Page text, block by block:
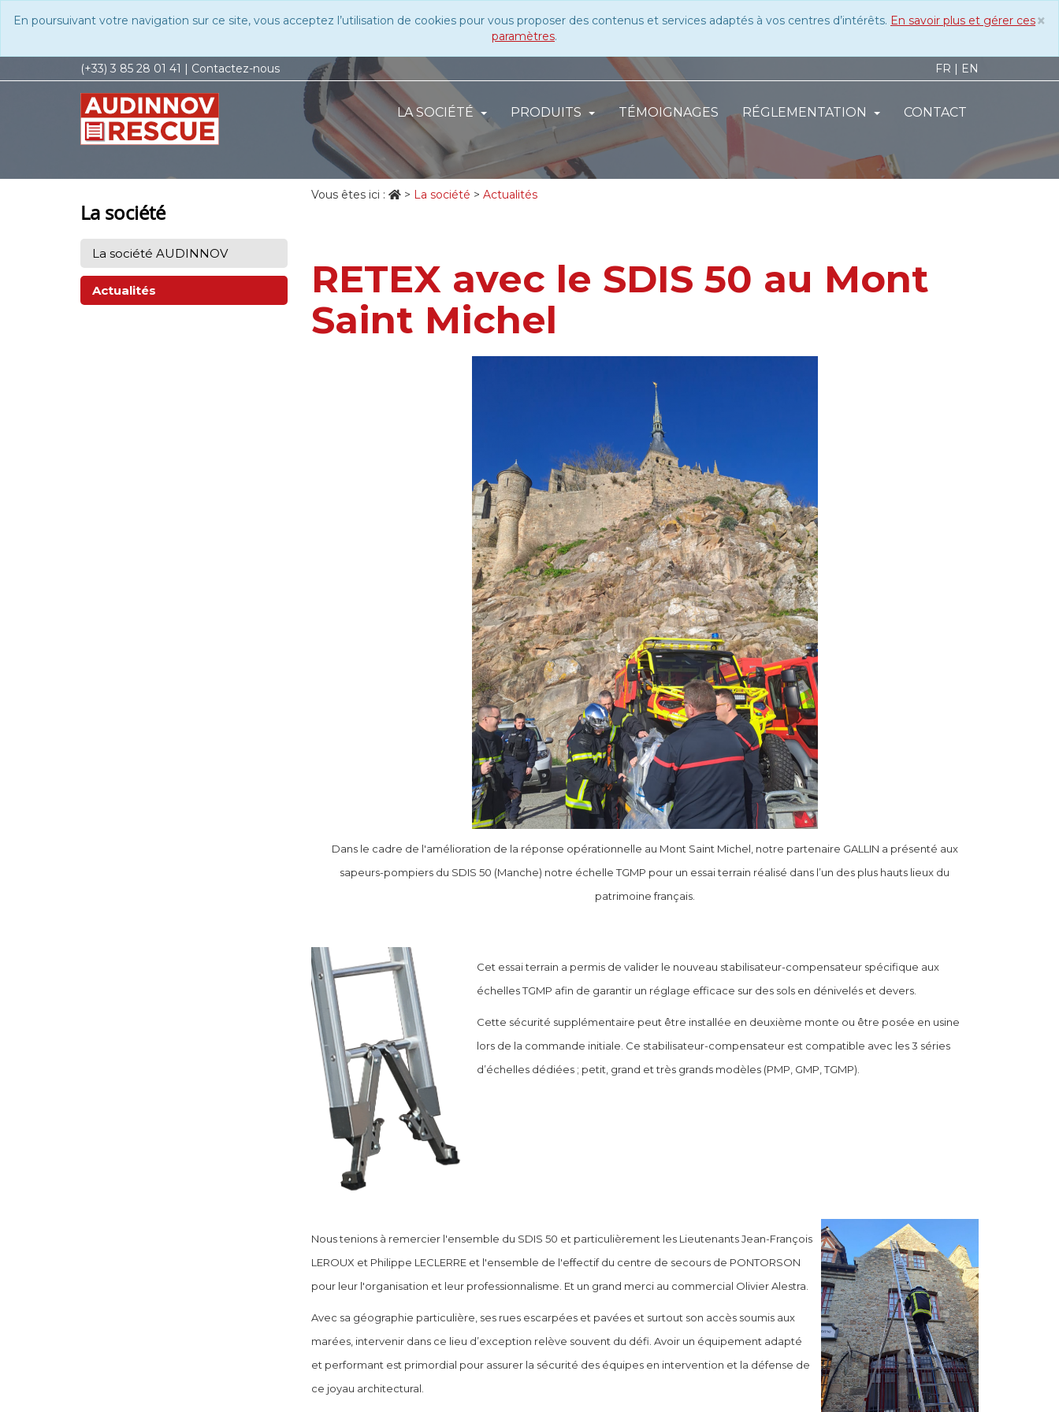
×
En poursuivant votre navigation sur ce site, vous acceptez l’utilisation de cookies pour vous proposer des contenus et services adaptés à vos centres d’intérêts. En savoir plus et gérer ces
paramètres.
(+33) 3 85 28 01 41 | Contactez-nous FR | EN
LA SOCIÉTÉ PRODUITS TÉMOIGNAGES RÉGLEMENTATION CONTACT
La société
Vous êtes ici : > La société > Actualités
La société AUDINNOV
Actualités
RETEX avec le SDIS 50 au Mont
Saint Michel
Dans le cadre de l'amélioration de la réponse opérationnelle au Mont Saint Michel, notre partenaire GALLIN a présenté aux
sapeurs-pompiers du SDIS 50 (Manche) notre échelle TGMP pour un essai terrain réalisé dans l’un des plus hauts lieux du
patrimoine français.
Cet essai terrain a permis de valider le nouveau stabilisateur-compensateur spécifique aux
échelles TGMP afin de garantir un réglage efficace sur des sols en dénivelés et devers.
Cette sécurité supplémentaire peut être installée en deuxième monte ou être posée en usine
lors de la commande initiale. Ce stabilisateur-compensateur est compatible avec les 3 séries
d’échelles dédiées ; petit, grand et très grands modèles (PMP, GMP, TGMP).
Nous tenions à remercier l'ensemble du SDIS 50 et particulièrement les Lieutenants Jean-François
LEROUX et Philippe LECLERRE et l'ensemble de l'effectif du centre de secours de PONTORSON
pour leur l'organisation et leur professionnalisme. Et un grand merci au commercial Olivier Alestra.
Avec sa géographie particulière, ses rues escarpées et pavées et surtout son accès soumis aux
marées, intervenir dans ce lieu d’exception relève souvent du défi. Avoir un équipement adapté
et performant est primordial pour assurer la sécurité des équipes en intervention et la défense de
ce joyau architectural.